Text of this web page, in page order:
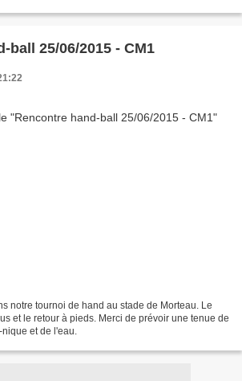
ball 25/06/2015 - CM1
notre tournoi de hand au stade de Morteau. Le
et le retour à pieds. Merci de prévoir une tenue de
et de l'eau.